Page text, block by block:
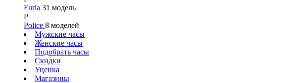
Furla 31 модель
P
Police 8 моделей
Мужские часы
Женские часы
Подобрать часы
Скидки
Уценка
Магазины